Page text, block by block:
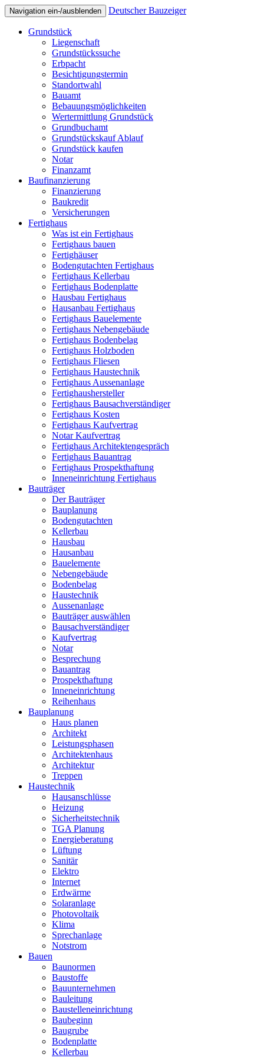
Navigation ein-/ausblenden Deutscher Bauzeiger
Grundstück
Liegenschaft
Grundstückssuche
Erbpacht
Besichtigungstermin
Standortwahl
Bauamt
Bebauungsmöglichkeiten
Wertermittlung Grundstück
Grundbuchamt
Grundstückskauf Ablauf
Grundstück kaufen
Notar
Finanzamt
Baufinanzierung
Finanzierung
Baukredit
Versicherungen
Fertighaus
Was ist ein Fertighaus
Fertighaus bauen
Fertighäuser
Bodengutachten Fertighaus
Fertighaus Kellerbau
Fertighaus Bodenplatte
Hausbau Fertighaus
Hausanbau Fertighaus
Fertighaus Bauelemente
Fertighaus Nebengebäude
Fertighaus Bodenbelag
Fertighaus Holzboden
Fertighaus Fliesen
Fertighaus Haustechnik
Fertighaus Aussenanlage
Fertighaushersteller
Fertighaus Bausachverständiger
Fertighaus Kosten
Fertighaus Kaufvertrag
Notar Kaufvertrag
Fertighaus Architektengespräch
Fertighaus Bauantrag
Fertighaus Prospekthaftung
Inneneinrichtung Fertighaus
Bauträger
Der Bauträger
Bauplanung
Bodengutachten
Kellerbau
Hausbau
Hausanbau
Bauelemente
Nebengebäude
Bodenbelag
Haustechnik
Aussenanlage
Bauträger auswählen
Bausachverständiger
Kaufvertrag
Notar
Besprechung
Bauantrag
Prospekthaftung
Inneneinrichtung
Reihenhaus
Bauplanung
Haus planen
Architekt
Leistungsphasen
Architektenhaus
Architektur
Treppen
Haustechnik
Hausanschlüsse
Heizung
Sicherheitstechnik
TGA Planung
Energieberatung
Lüftung
Sanitär
Elektro
Internet
Erdwärme
Solaranlage
Photovoltaik
Klima
Sprechanlage
Notstrom
Bauen
Baunormen
Baustoffe
Bauunternehmen
Bauleitung
Baustelleneinrichtung
Baubeginn
Baugrube
Bodenplatte
Kellerbau